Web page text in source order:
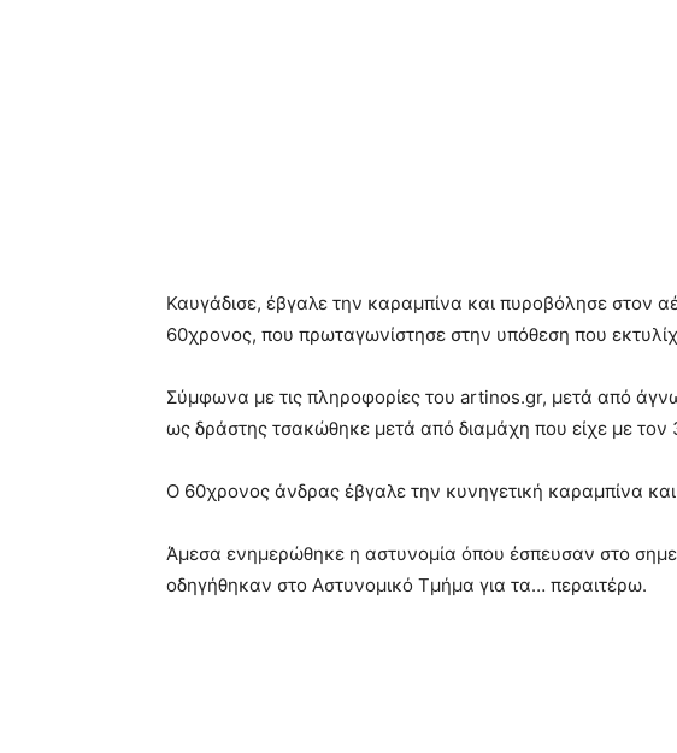
Καυγάδισε, έβγαλε την καραμπίνα και πυροβόλησε στον
60χρονος, που πρωταγωνίστησε στην υπόθεση που
Σύμφωνα με τις πληροφορίες του artinos.gr, μετά από
ως δράστης τσακώθηκε μετά από διαμάχη που είχε με τον
Ο 60χρονος άνδρας έβγαλε την κυνηγετική καραμπίνα
Άμεσα ενημερώθηκε η αστυνομία όπου έσπευσαν στο
οδηγήθηκαν στο Αστυνομικό Τμήμα για τα… περαιτέρω.